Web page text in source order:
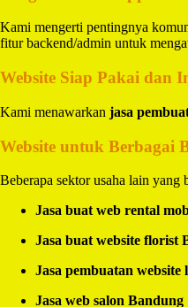
Kami mengerti pentingnya
fitur backend/admin untuk
Website Siap Pakai dan
Kami menawarkan jasa
Website untuk Berbagai
Beberapa sektor usaha lain yang
Jasa buat web rental
Jasa buat website florist
Jasa pembuatan
Jasa web salon Bandung